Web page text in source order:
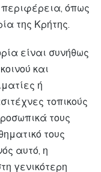
περιφέρεια, όπως
της Κρήτης.
είναι συνήθως
και
ή
τοπικούς
τους
τους
αυτό, η
γενικότερη